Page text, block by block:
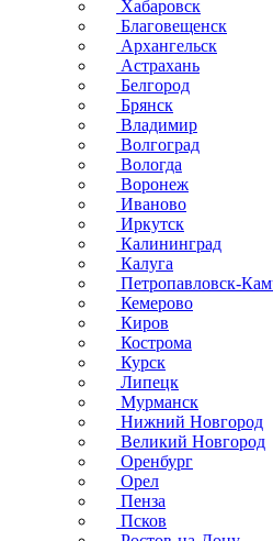
Хабаровск
Благовещенск
Архангельск
Астрахань
Белгород
Брянск
Владимир
Волгоград
Вологда
Воронеж
Иваново
Иркутск
Калининград
Калуга
Петропавловск-
Кемерово
Киров
Кострома
Курск
Липецк
Мурманск
Нижний Новгород
Великий Новгород
Оренбург
Орел
Пенза
Псков